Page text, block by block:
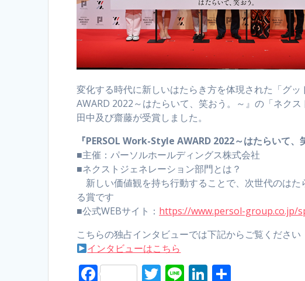
変化する時代に新しいはたらき方を体現された「グ
AWARD 2022～はたらいて、笑おう。～』の「ネク
田中及び齋藤が受賞しました。
『PERSOL Work-Style AWARD 2022～はたらいて、
■主催：パーソルホールディングス株式会社
■ネクストジェネレーション部門とは？
新しい価値観を持ち行動することで、次世代のは
る賞です
■公式WEBサイト： https://www.persol-group.co.jp/
こちらの独占インタビューでは下記からご覧ください
インタビューはこちら
F T Li Li